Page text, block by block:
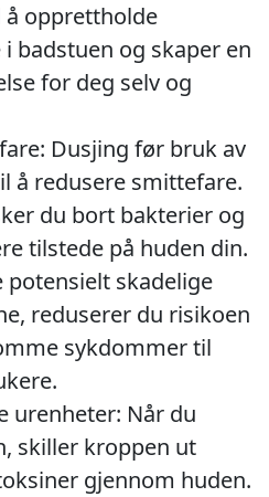
opprettholde
badstuen og skaper en
for deg selv og
Dusjing før bruk av
å redusere smittefare.
du bort bakterier og
tilstede på huden din.
potensielt skadelige
reduserer du risikoen
sykdommer til
urenheter: Når du
skiller kroppen ut
gjennom huden.